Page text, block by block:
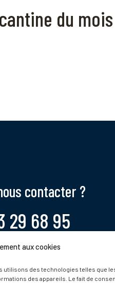
aux cookies
utilisons des technologies telles que
des appareils. Le fait de
du
contacter ?
29 68 95
- 12h